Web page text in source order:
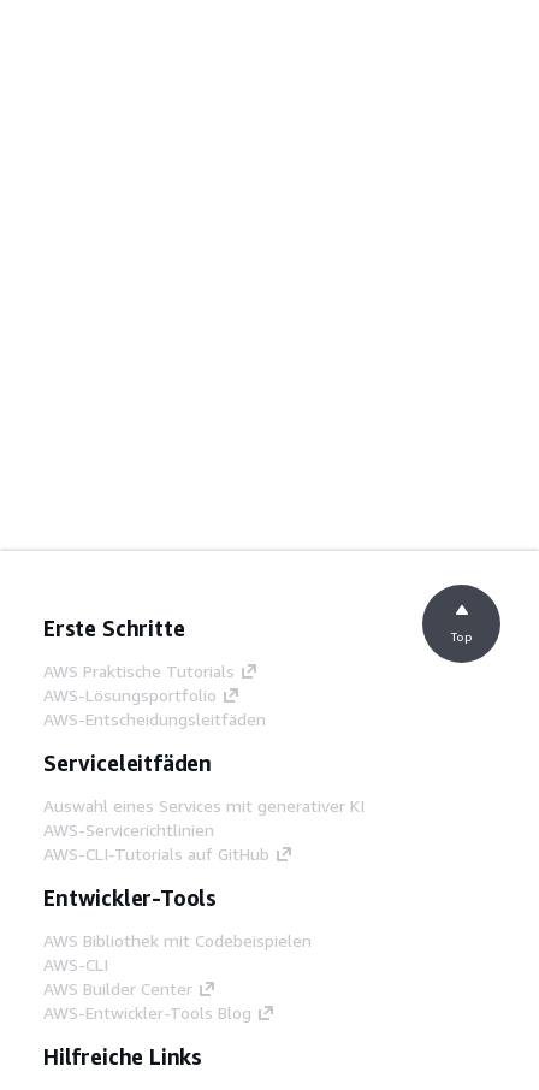
Erste Schritte
AWS Praktische Tutorials
AWS-Lösungsportfolio
AWS-Entscheidungsleitfäden
Serviceleitfäden
Auswahl eines Services mit generativer KI
AWS-Servicerichtlinien
AWS-CLI-Tutorials auf GitHub
Entwickler-Tools
AWS Bibliothek mit Codebeispielen
AWS-CLI
AWS Builder Center
AWS-Entwickler-Tools Blog
Hilfreiche Links
Top